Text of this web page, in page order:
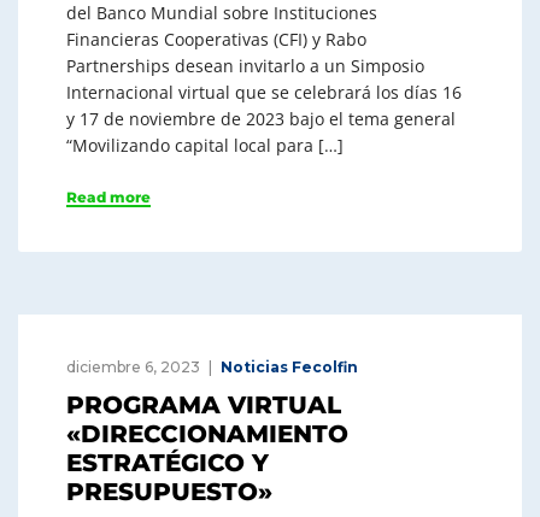
del Banco Mundial sobre Instituciones
Financieras Cooperativas (CFI) y Rabo
Partnerships desean invitarlo a un Simposio
Internacional virtual que se celebrará los días 16
y 17 de noviembre de 2023 bajo el tema general
“Movilizando capital local para […]
Read more
diciembre 6, 2023 Noticias Fecolfin
PROGRAMA VIRTUAL
«DIRECCIONAMIENTO
ESTRATÉGICO Y
PRESUPUESTO»